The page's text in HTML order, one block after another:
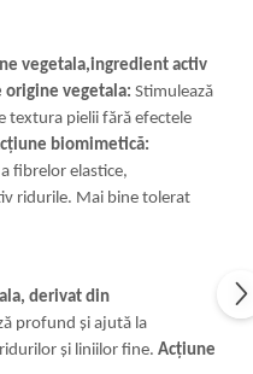
vegetala,ingredient activ
vegetala: Stimulează
textura pielii fără efectele
biomimetică:
fibrelor elastice,
ridurile. Mai bine tolerat
derivat din
profund și ajută la
și liniilor fine. Acțiune